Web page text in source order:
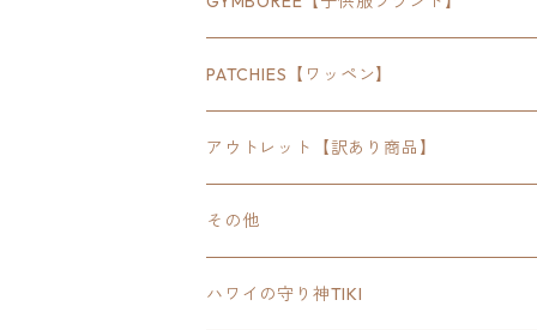
18inchオクタゴン八角形
24inchオクタゴン八角形
18inch×18inchスクエア正方形
California State Routeカリフォルニア州
アウトドア
スポーツ
ピクトグラム
ブランド
SEWTS
FOODIE
POMONA
PATCHIES【ワッペン】
アウトレット【訳あり商品】
その他
ハワイの守り神TIKI